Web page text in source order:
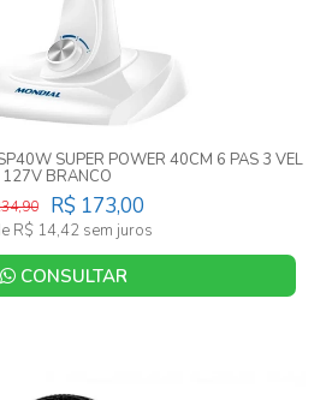
SUPER POWER 40CM 6 PAS 3 VEL
127V BRANCO
R$ 173,00
R$ 14,42 sem juros
CONSULTAR